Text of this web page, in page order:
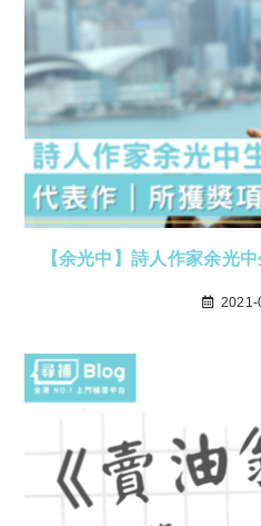
【余光中】詩人作家余光
2021-